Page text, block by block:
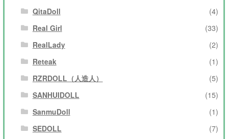
QitaDoll
(4)
Real Girl
(33)
RealLady
(2)
Reteak
(1)
RZRDOLL（人造人）
(5)
SANHUIDOLL
(15)
SanmuDoll
(1)
SEDOLL
(7)